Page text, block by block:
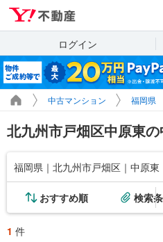
ログイン
中古マンション 福岡県
北九州市戸畑区中原東
福岡県｜北九州市戸畑区｜中原東
おすすめ順 検索
1 件